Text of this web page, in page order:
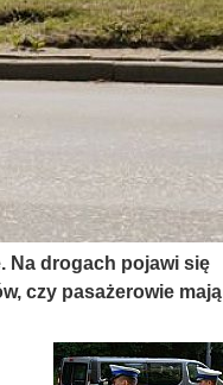
Na drogach pojawi się
czy pasażerowie mają